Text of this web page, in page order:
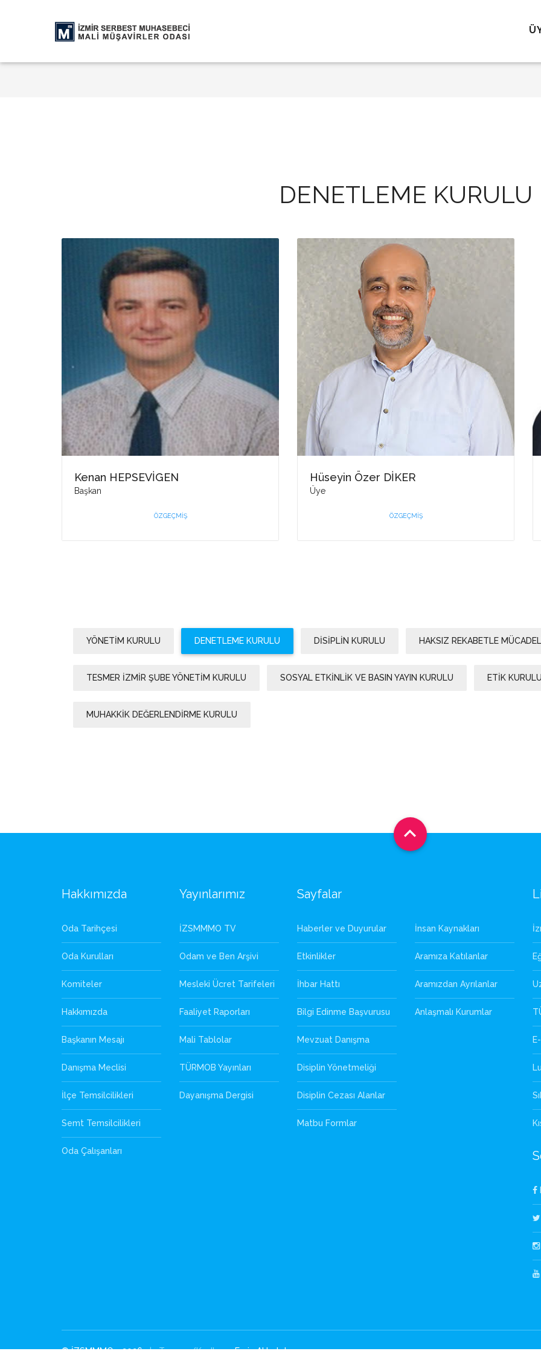
DENETLEME KURULU
Kenan HEPSEVİGEN
Başkan
ÖZGEÇMIŞ
Hüseyin Özer DİKER
Üye
ÖZGEÇMIŞ
YÖNETİM KURULU DENETLEME KURULU DİSİPLİN KURULU HAKSIZ REKABETLE
TESMER İZMİR ŞUBE YÖNETİM KURULU SOSYAL ETKİNLİK VE BASIN YAYIN KURULU ETİK KURULU
MUHAKKİK DEĞERLENDİRME KURULU

Hakkımızda
Oda Tarihçesi
Oda Kurulları
Komiteler
Hakkımızda
Başkanın Mesajı
Danışma Meclisi
İlçe Temsilcilikleri
Semt Temsilcilikleri
Oda Çalışanları
Yayınlarımız
İZSMMMO TV
Odam ve Ben Arşivi
Mesleki Ücret Tarifeleri
Faaliyet Raporları
Mali Tablolar
TÜRMOB Yayınları
Dayanışma Dergisi
Sayfalar
Haberler ve Duyurular
Etkinlikler
İhbar Hattı
Bilgi Edinme Başvurusu
Mevzuat Danışma
Disiplin Yönetmeliği
Disiplin Cezası Alanlar
Matbu Formlar
İnsan Kaynakları
Aramıza Katılanlar
Aramızdan Ayrılanlar
Anlaşmalı Kurumlar
© İZSMMMO - 2026| Tasarım/KodlamaEmin Akbulut